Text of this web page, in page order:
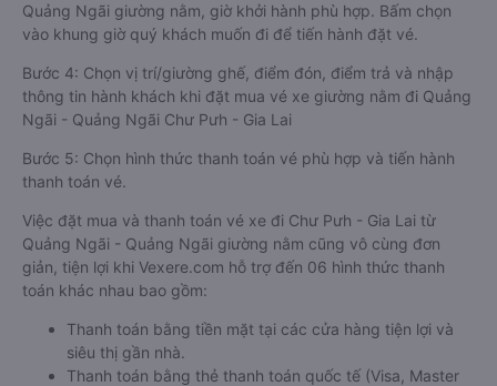
Quảng Ngãi giường nằm, giờ khởi hành phù hợp. Bấm chọn
vào khung giờ quý khách muốn đi để tiến hành đặt vé.
Bước 4: Chọn vị trí/giường ghế, điểm đón, điểm trả và nhập
thông tin hành khách khi đặt mua vé xe giường nằm đi Quảng
Ngãi - Quảng Ngãi Chư Pưh - Gia Lai
Bước 5: Chọn hình thức thanh toán vé phù hợp và tiến hành
thanh toán vé.
Việc đặt mua và thanh toán vé xe đi Chư Pưh - Gia Lai từ
Quảng Ngãi - Quảng Ngãi giường nằm cũng vô cùng đơn
giản, tiện lợi khi Vexere.com hỗ trợ đến 06 hình thức thanh
toán khác nhau bao gồm:
Thanh toán bằng tiền mặt tại các cửa hàng tiện lợi và
siêu thị gần nhà.
Thanh toán bằng thẻ thanh toán quốc tế (Visa, Master